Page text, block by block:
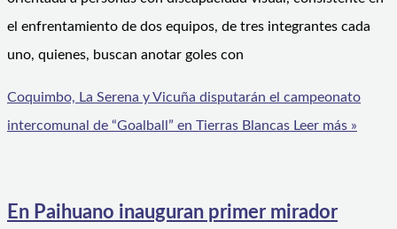
el enfrentamiento de dos equipos, de tres integrantes cada
uno, quienes, buscan anotar goles con
Coquimbo, La Serena y Vicuña disputarán el campeonato
intercomunal de “Goalball” en Tierras Blancas Leer más »
En Paihuano inauguran primer mirador